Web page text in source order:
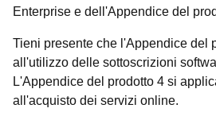
Enterprise e dell'Appendice del
Tieni presente che l'Appendice del
all'utilizzo delle sottoscrizioni
L'Appendice del prodotto 4 si
all'acquisto dei servizi online.